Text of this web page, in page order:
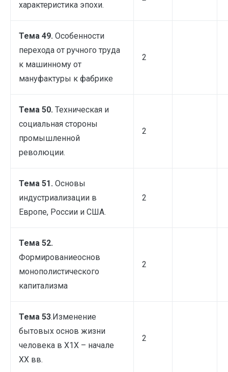
характеристика эпохи.
Тема 49. Особенности
перехода от ручного труда
к машинному от
мануфактуры к фабрике
2
Тема 50. Техническая и
социальная стороны
промышленной
революции.
2
Тема 51. Основы
индустриализации в
Европе, России и США.
2
Тема 52.
Формированиеоснов
монополистического
капитализма
2
Тема 53.Изменение
бытовых основ жизни
человека в X1X – начале
XX вв.
2